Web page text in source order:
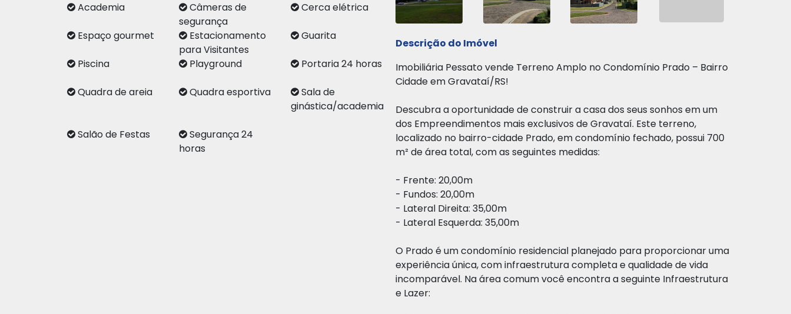
Academia
Câmeras de
segurança
Cerca elétrica
Espaço gourmet
Estacionamento
para Visitantes
Guarita
Piscina Playground Portaria 24 horas
Quadra de areia Quadra esportiva
Sala de
ginástica/academia
Salão de Festas
Segurança 24
horas
Descrição do Imóvel
Imobiliária Pessato vende Terreno Amplo no Condomínio Prado – Bairro
Cidade em Gravataí/RS!
Descubra a oportunidade de construir a casa dos seus sonhos em um
dos Empreendimentos mais exclusivos de Gravataí. Este terreno,
localizado no bairro-cidade Prado, em condomínio fechado, possui 700
m² de área total, com as seguintes medidas:
- Frente: 20,00m
- ⁠Fundos: 20,00m
- Lateral Direita: 35,00m
- ⁠Lateral Esquerda: 35,00m
O Prado é um condomínio residencial planejado para proporcionar uma
experiência única, com infraestrutura completa e qualidade de vida
incomparável. Na área comum você encontra a seguinte Infraestrutura
e Lazer: